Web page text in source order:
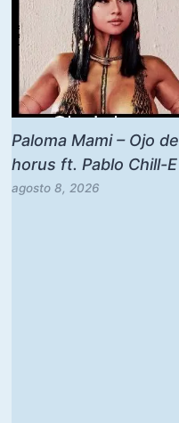
Paloma Mami – Ojo de
horus ft. Pablo Chill-E
agosto 8, 2026